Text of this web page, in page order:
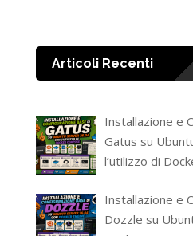
Articoli Recenti
Installazione e
Gatus su
l’utilizzo di
Installazione e
Dozzle su